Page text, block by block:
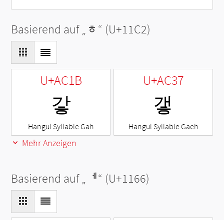
Basierend auf „ ᇂ “ (U+11C2)
U+AC1B
갛
Hangul Syllable Gah
U+AC37
갷
Hangul Syllable Gaeh
Mehr Anzeigen
Basierend auf „ ᅦ“ (U+1166)